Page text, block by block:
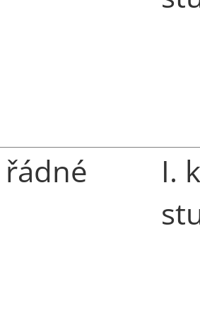
řádné
I.